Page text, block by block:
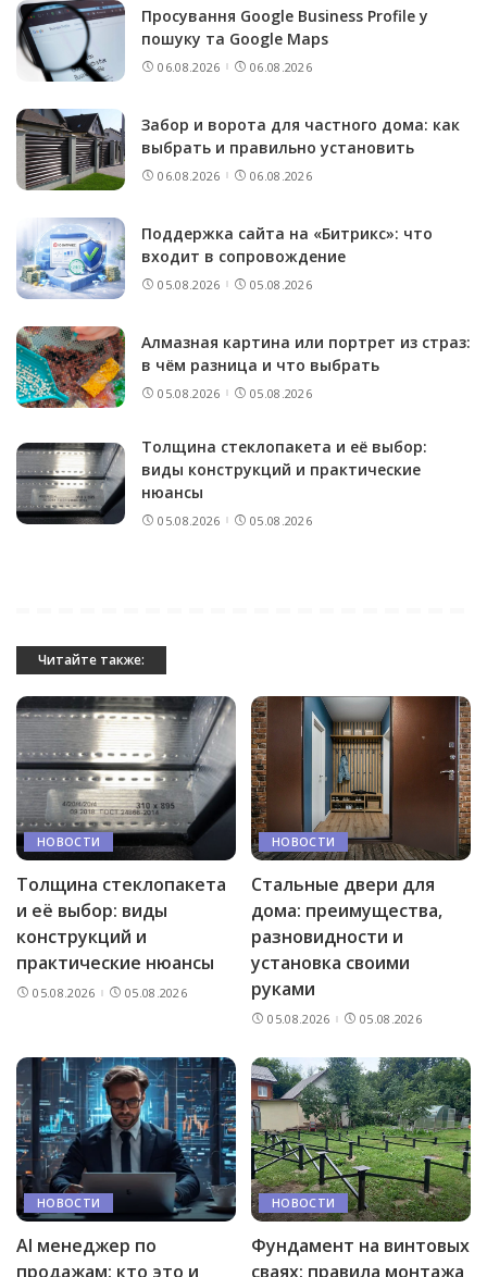
Просування Google Business Profile у
пошуку та Google Maps
06.08.2026 06.08.2026
Забор и ворота для частного дома: как
выбрать и правильно установить
06.08.2026 06.08.2026
Поддержка сайта на «Битрикс»: что
входит в сопровождение
05.08.2026 05.08.2026
Алмазная картина или портрет из страз:
в чём разница и что выбрать
05.08.2026 05.08.2026
Толщина стеклопакета и её выбор:
виды конструкций и практические
нюансы
05.08.2026 05.08.2026
Читайте также:
НОВОСТИ
Толщина стеклопакета
и её выбор: виды
конструкций и
практические нюансы
05.08.2026 05.08.2026
НОВОСТИ
Стальные двери для
дома: преимущества,
разновидности и
установка своими
руками
05.08.2026 05.08.2026
НОВОСТИ
AI менеджер по
продажам: кто это и
НОВОСТИ
Фундамент на винтовых
сваях: правила монтажа